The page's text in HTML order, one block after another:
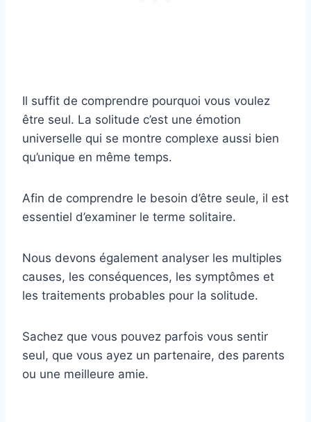
Il suffit de comprendre pourquoi vous voulez
être seul. La solitude c’est une émotion
universelle qui se montre complexe aussi bien
qu’unique en même temps.
Afin de comprendre le besoin d’être seule, il est
essentiel d’examiner le terme solitaire.
Nous devons également analyser les multiples
causes, les conséquences, les symptômes et
les traitements probables pour la solitude.
Sachez que vous pouvez parfois vous sentir
seul, que vous ayez un partenaire, des parents
ou une meilleure amie.